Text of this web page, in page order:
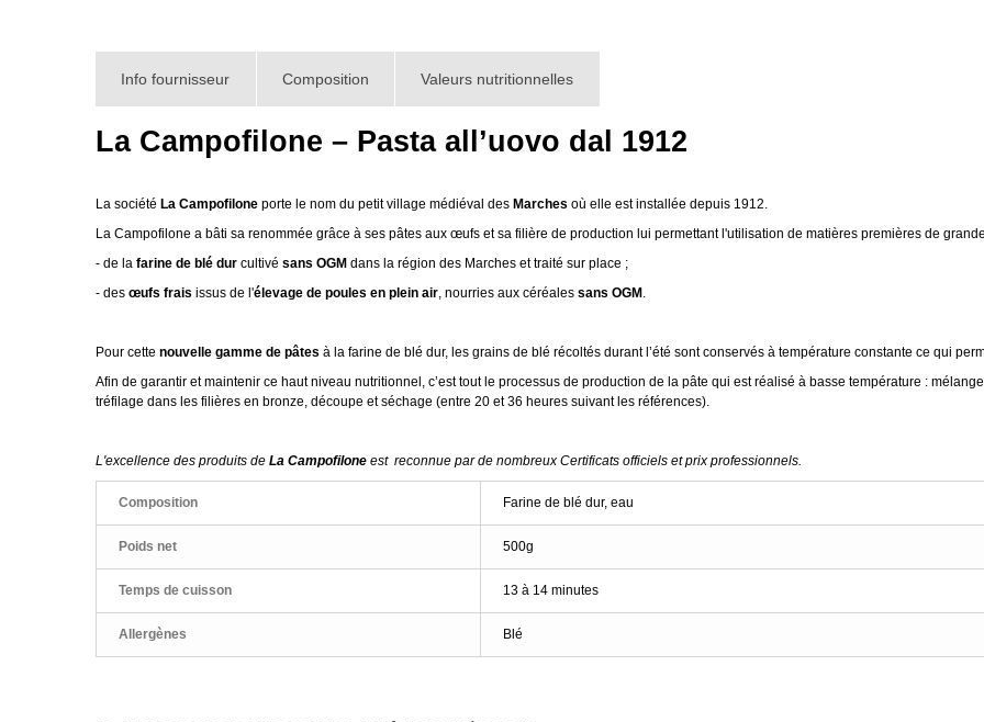
Info fournisseur Composition Valeurs nutritionnelles
La Campofilone – Pasta all’uovo dal 1912
La société La Campofilone porte le nom du petit village médiéval des Marches où elle est installée depuis 1912.
La Campofilone a bâti sa renommée grâce à ses pâtes aux œufs et sa filière de production lui permettant l'utilisation de matières premières de
- de la farine de blé dur cultivé sans OGM dans la région des Marches et traité sur place ;
- des œufs frais issus de l'élevage de poules en plein air, nourries aux céréales sans OGM .
Pour cette nouvelle gamme de pâtes à la farine de blé dur, les grains de blé récoltés durant l’été sont conservés à température constante ce qui
Afin de garantir et maintenir ce haut niveau nutritionnel, c’est tout le processus de production de la pâte qui est réalisé à basse température :
tréfilage dans les filières en bronze, découpe et séchage (entre 20 et 36 heures suivant les références).
L'excellence des produits de La Campofilone est reconnue par de nombreux Certificats officiels et prix professionnels.
Composition Farine de blé dur, eau
Poids net 500g
Temps de cuisson 13 à 14 minutes
Allergènes Blé